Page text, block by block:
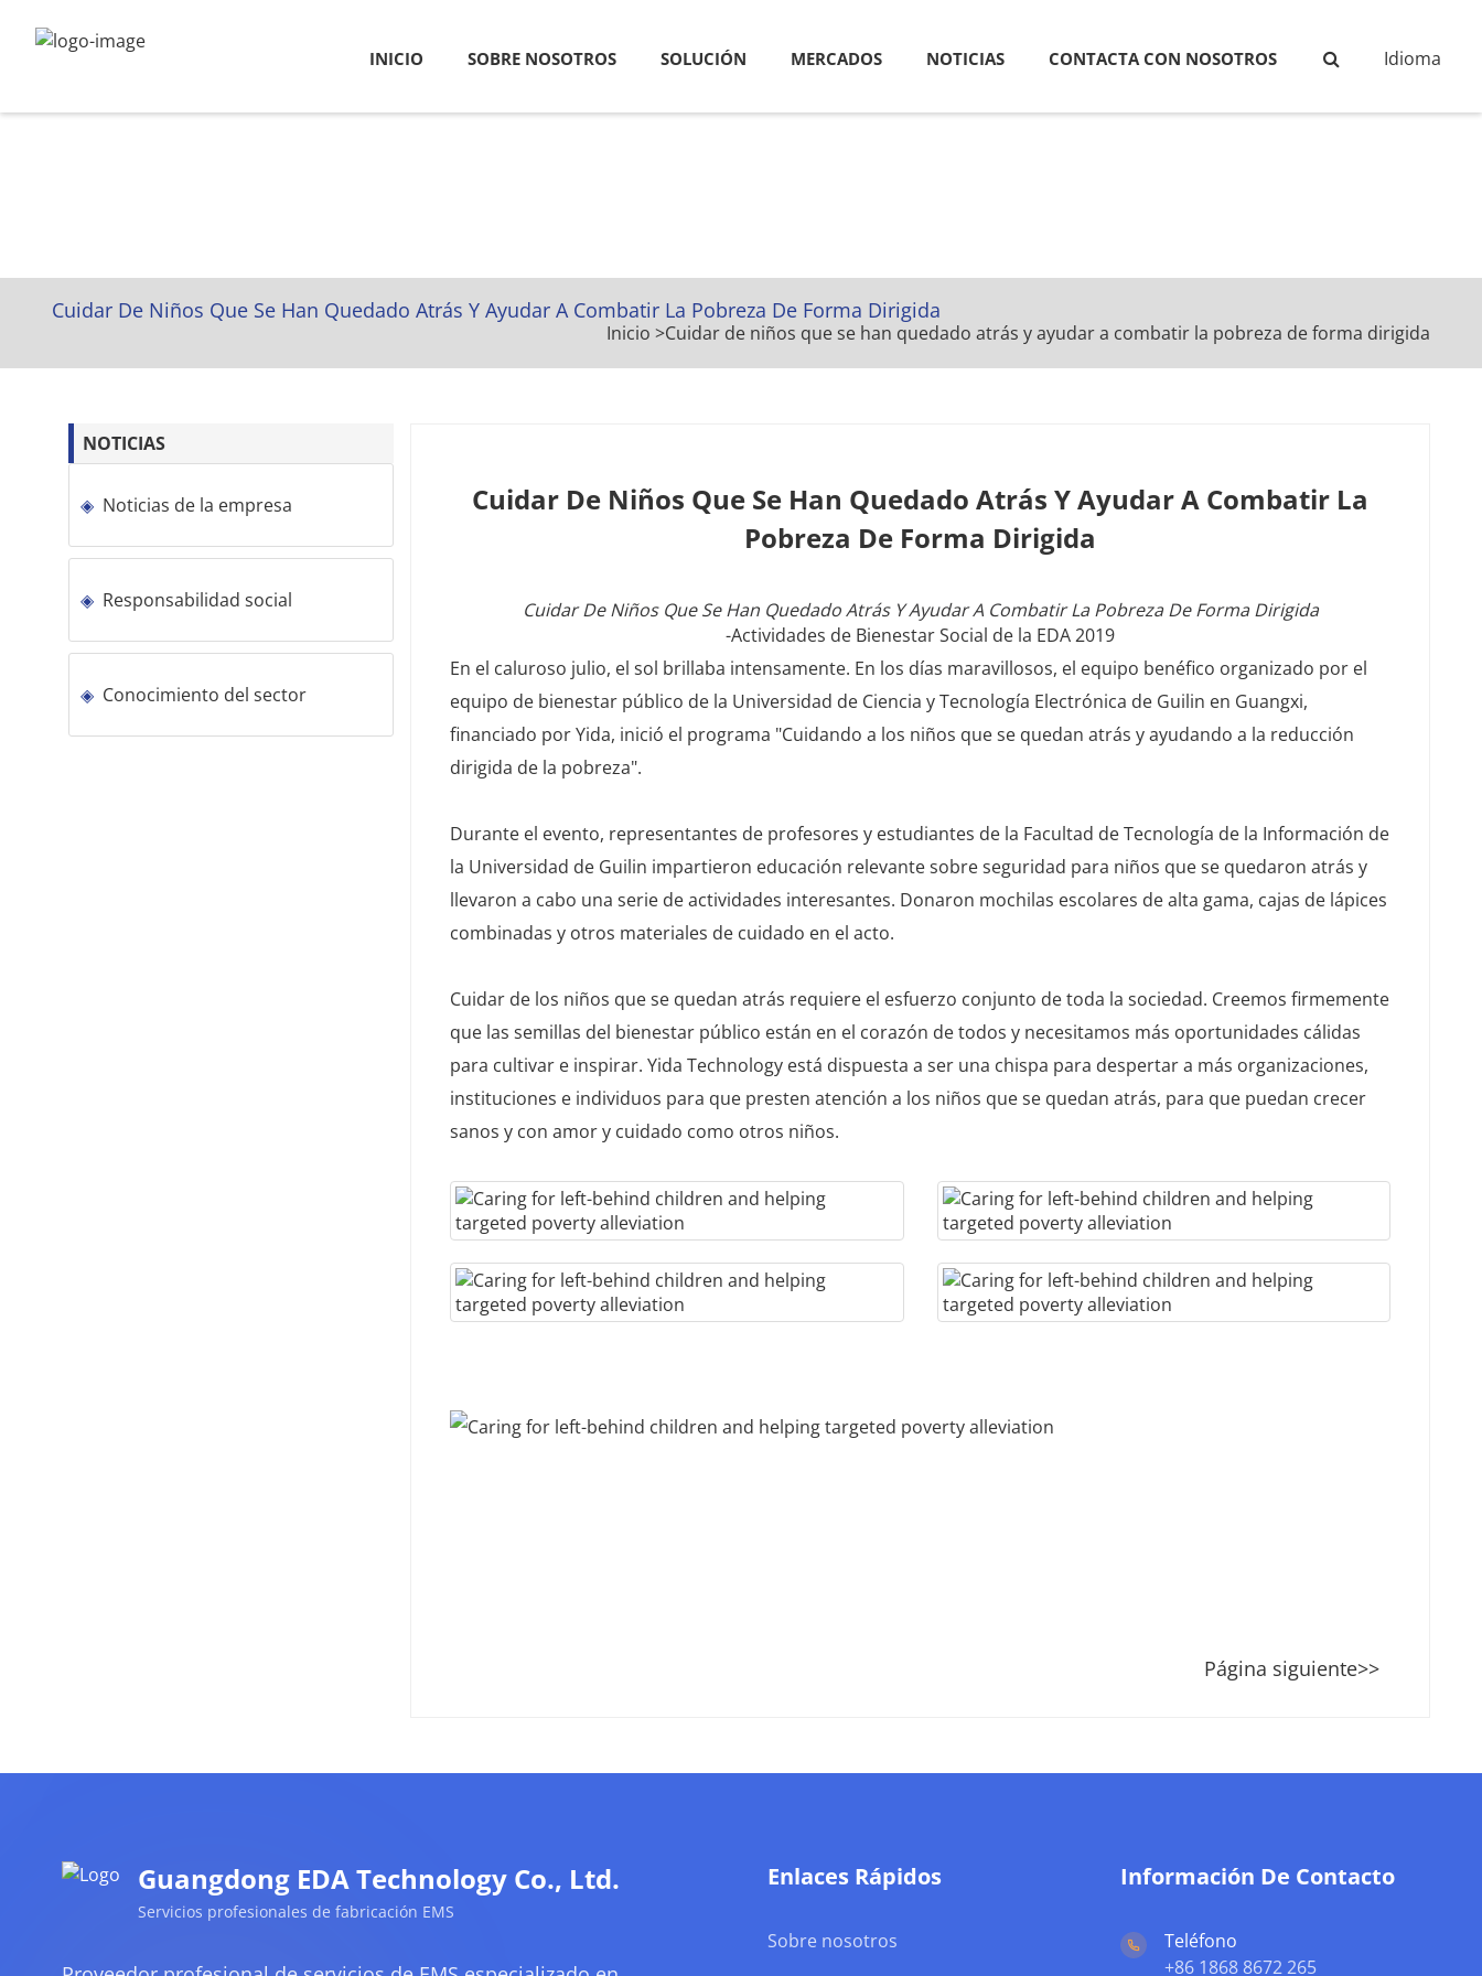
INICIO SOBRE NOSOTROS SOLUCIÓN MERCADOS NOTICIAS CONTACTA CON NOSOTROS Idioma
Cuidar De Niños Que Se Han Quedado Atrás Y Ayudar A Combatir La Pobreza De Forma Dirigida
Inicio >Cuidar de niños que se han quedado atrás y ayudar a combatir la pobreza de forma dirigida
Cuidar De Niños Que Se Han Quedado Atrás Y Ayudar A Combatir La
Pobreza De Forma Dirigida
Cuidar De Niños Que Se Han Quedado Atrás Y Ayudar A Combatir La Pobreza De Forma Dirigida
-Actividades de Bienestar Social de la EDA 2019
En el caluroso julio, el sol brillaba intensamente. En los días maravillosos, el equipo benéfico organizado por el
equipo de bienestar público de la Universidad de Ciencia y Tecnología Electrónica de Guilin en Guangxi,
financiado por Yida, inició el programa "Cuidando a los niños que se quedan atrás y ayudando a la reducción
dirigida de la pobreza".
Durante el evento, representantes de profesores y estudiantes de la Facultad de Tecnología de la Información de
la Universidad de Guilin impartieron educación relevante sobre seguridad para niños que se quedaron atrás y
llevaron a cabo una serie de actividades interesantes. Donaron mochilas escolares de alta gama, cajas de lápices
combinadas y otros materiales de cuidado en el acto.
Cuidar de los niños que se quedan atrás requiere el esfuerzo conjunto de toda la sociedad. Creemos firmemente
que las semillas del bienestar público están en el corazón de todos y necesitamos más oportunidades cálidas
para cultivar e inspirar. Yida Technology está dispuesta a ser una chispa para despertar a más organizaciones,
instituciones e individuos para que presten atención a los niños que se quedan atrás, para que puedan crecer
sanos y con amor y cuidado como otros niños.
Página siguiente>>
NOTICIAS
Noticias de la empresa
Responsabilidad social
Conocimiento del sector
Guangdong EDA Technology Co., Ltd.
Servicios profesionales de fabricación EMS
Enlaces Rápidos
Sobre nosotros
Información De Contacto
Teléfono
+86 1868 8672 265